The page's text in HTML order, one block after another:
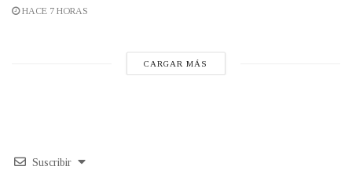
HACE 7 HORAS
CARGAR MÁS
Suscribir